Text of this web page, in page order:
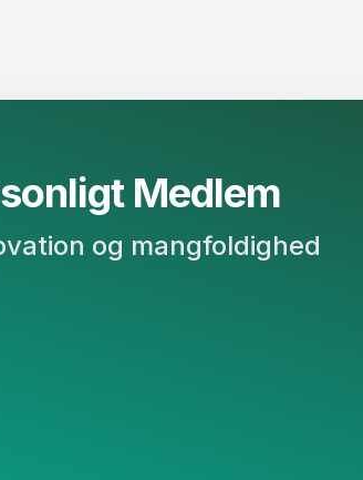
Medlem​​​​‌
og mangfoldighed